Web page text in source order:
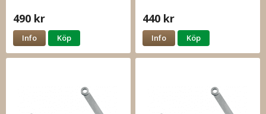
490 kr
Info Köp
440 kr
Info Köp